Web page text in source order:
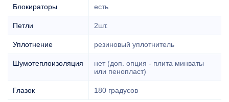
Блокираторы есть
Петли 2шт.
Уплотнение резиновый уплотнитель
Шумотеплоизоляция
нет (доп. опция - плита минваты
или пенопласт)
Глазок 180 градусов